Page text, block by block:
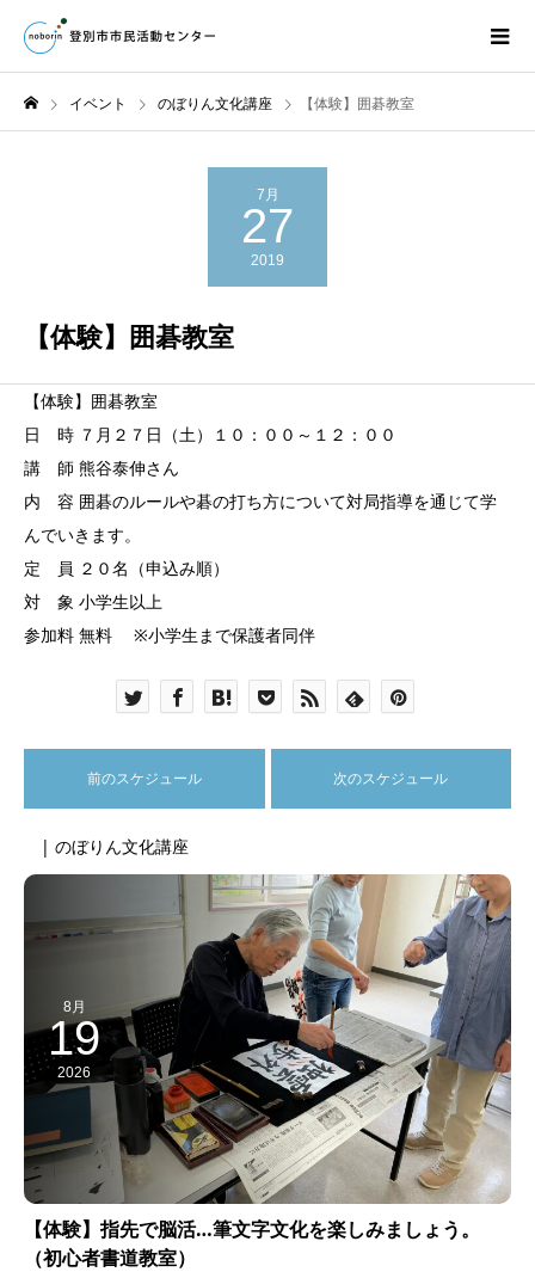
イベント のぼりん文化講座 【体験】囲碁教室
7月
27
2019
【体験】囲碁教室
【体験】囲碁教室
日 時 ７月２７日（土）１０：００～１２：００
講 師 熊谷泰伸さん
内 容 囲碁のルールや碁の打ち方について対局指導を通じて学
んでいきます。
定 員 ２０名（申込み順）
対 象 小学生以上
参加料 無料 ※小学生まで保護者同伴
前のスケジュール 次のスケジュール
| のぼりん文化講座
8月
19
2026
【体験】指先で脳活…筆文字文化を楽しみましょう。
（初心者書道教室）